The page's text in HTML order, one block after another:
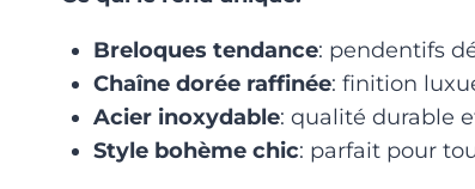
Breloques tendance: pendentifs
Chaîne dorée raffinée: finition
Acier inoxydable: qualité durable
Style bohème chic: parfait pour